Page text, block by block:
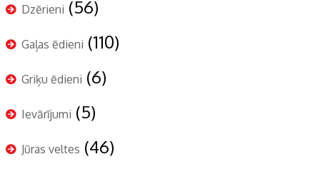
Dzērieni (56)
Gaļas ēdieni (110)
Griķu ēdieni (6)
Ievārījumi (5)
Jūras veltes (46)